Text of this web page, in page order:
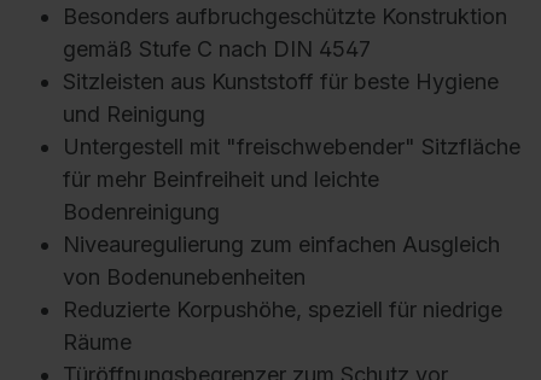
Besonders aufbruchgeschützte Konstruktion
gemäß Stufe C nach DIN 4547
Sitzleisten aus Kunststoff für beste Hygiene
und Reinigung
Untergestell mit "freischwebender" Sitzfläche
für mehr Beinfreiheit und leichte
Bodenreinigung
Niveauregulierung zum einfachen Ausgleich
von Bodenunebenheiten
Reduzierte Korpushöhe, speziell für niedrige
Räume
Türöffnungsbegrenzer zum Schutz vor